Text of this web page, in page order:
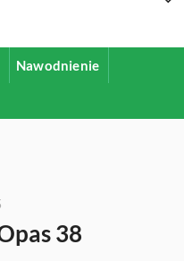
Nawodnienie
38